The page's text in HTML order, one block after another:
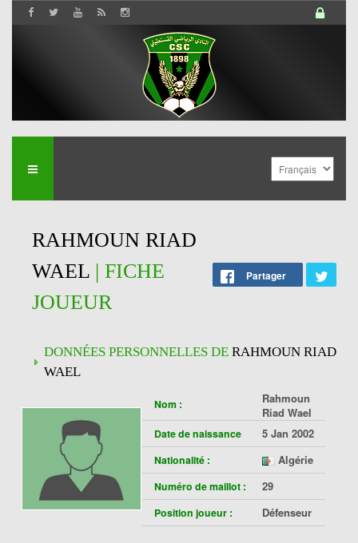
RAHMOUN RIAD
WAEL | FICHE
JOUEUR
Partager
DONNÉES PERSONNELLES DE RAHMOUN RIAD
WAEL
Nom :
Rahmoun
Riad Wael
Date de naissance 5 Jan 2002
Nationalité : Algérie
Numéro de maillot : 29
Position joueur : Défenseur